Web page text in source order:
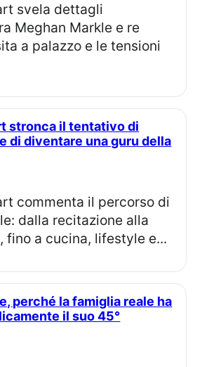
Meghan Markle e re
a palazzo e le tensioni
di diventare una guru della
dalla recitazione alla
fino a cucina, lifestyle e...
il suo 45°